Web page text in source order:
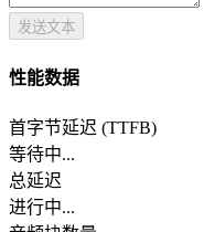
发送文本
性能数据
首字节延迟 (TTFB)
等待中...
总延迟
进行中...